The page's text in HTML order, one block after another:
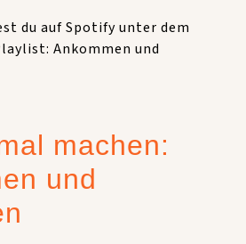
du auf Spotify unter dem
Ankommen und
machen:
und